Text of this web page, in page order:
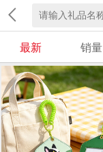
最新 销量